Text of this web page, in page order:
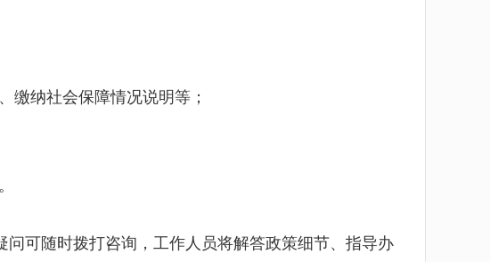
缴纳社会保障情况说明等；
可随时拨打咨询，工作人员将解答政策细节、指导办